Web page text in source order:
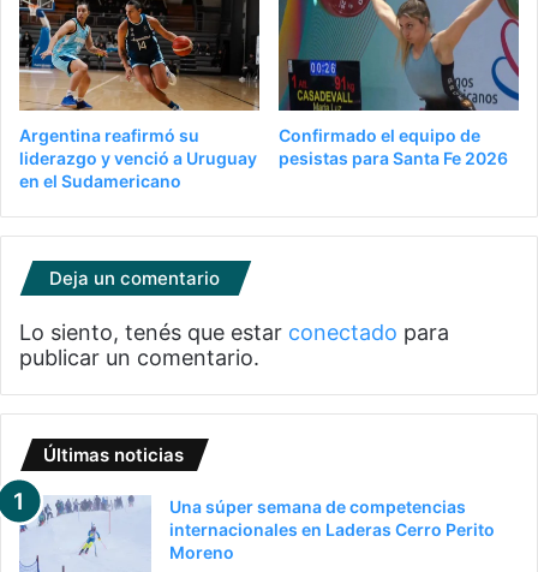
Argentina reafirmó su
liderazgo y venció a Uruguay
en el Sudamericano
Confirmado el equipo de
pesistas para Santa Fe 2026
Deja un comentario
Lo siento, tenés que estar conectado para
publicar un comentario.
Últimas noticias
Una súper semana de competencias
internacionales en Laderas Cerro Perito
Moreno